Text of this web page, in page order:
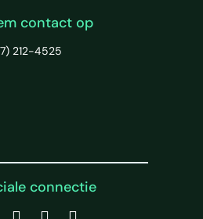
contact op
212-4525
connectie